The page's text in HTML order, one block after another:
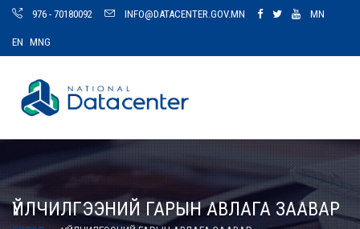
976 - 70180092 INFO@DATACENTER.GOV.MN MN
EN MNG
ҮЙЛЧИЛГЭЭНИЙ ГАРЫН АВЛАГА ЗААВАР